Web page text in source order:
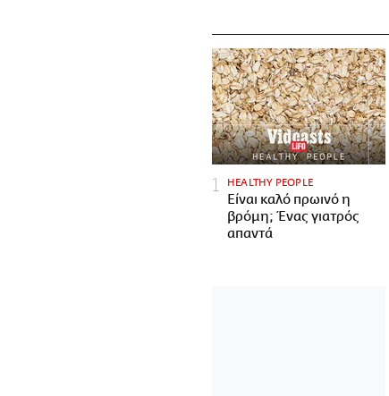
HEALTHY PEOPLE
Είναι καλό πρωινό η
βρόμη; Ένας γιατρός
απαντά